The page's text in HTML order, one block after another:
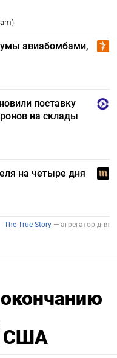
США